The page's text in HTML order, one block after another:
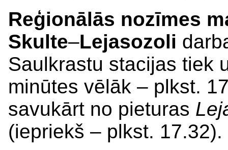
Reģionālās nozīmes
Skulte–Lejasozoli
Saulkrastu stacijas tiek
minūtes vēlāk – plkst.
savukārt no pieturas
(iepriekš – plkst. 17.32).